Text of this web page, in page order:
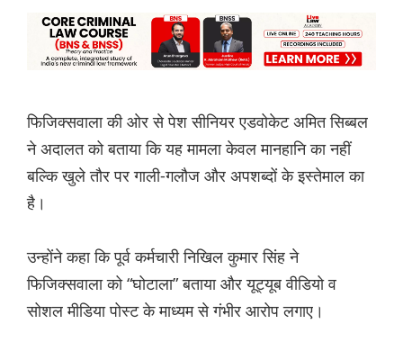
फिजिक्सवाला की ओर से पेश सीनियर एडवोकेट अमित सिब्बल
ने अदालत को बताया कि यह मामला केवल मानहानि का नहीं
बल्कि खुले तौर पर गाली-गलौज और अपशब्दों के इस्तेमाल का
है।
उन्होंने कहा कि पूर्व कर्मचारी निखिल कुमार सिंह ने
फिजिक्सवाला को “घोटाला” बताया और यूट्यूब वीडियो व
सोशल मीडिया पोस्ट के माध्यम से गंभीर आरोप लगाए।